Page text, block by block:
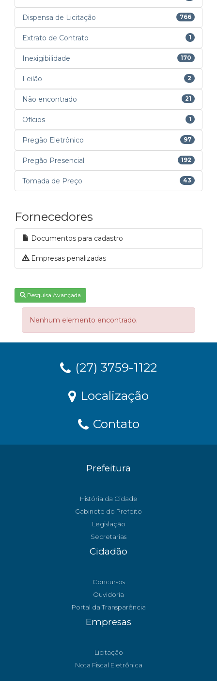
Dispensa de Licitação 766
Extrato de Contrato 1
Inexigibilidade 170
Leilão 2
Não encontrado 21
Ofícios 1
Pregão Eletrônico 97
Pregão Presencial 192
Tomada de Preço 43
Fornecedores
Documentos para cadastro
Empresas penalizadas
Pesquisa Avançada
Nenhum elemento encontrado.
(27) 3759-1122
Localização
Contato
Prefeitura
História da Cidade
Gabinete do Prefeito
Legislação
Secretarias
Cidadão
Concursos
Ouvidoria
Portal da Transparência
Empresas
Licitação
Nota Fiscal Eletrônica